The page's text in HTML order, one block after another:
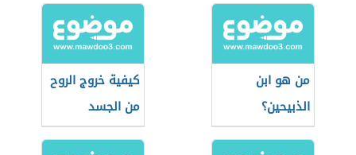
من هو ابن
الذبيحين؟
كيفية خروج الروح
من الجسد